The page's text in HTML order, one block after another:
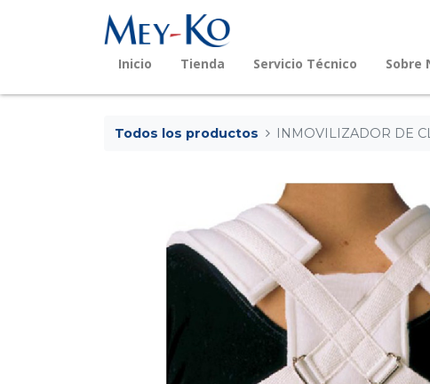
Inicio Tienda Servicio Técnico Sobre
Todos los productos INMOVILIZADOR DE